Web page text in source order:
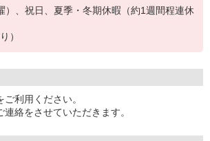
）、祝日、夏季・冬期休暇（約1週間程連休
）
ご利用ください。
絡をさせていただきます。